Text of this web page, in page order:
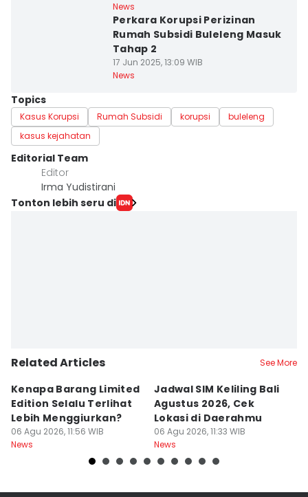
News
Perkara Korupsi Perizinan
Rumah Subsidi Buleleng Masuk
Tahap 2
17 Jun 2025, 13:09 WIB
News
Topics
Kasus Korupsi Rumah Subsidi korupsi
buleleng
kasus kejahatan
Editorial Team
Editor
Irma Yudistirani
Tonton lebih seru di
Related Articles See More
Kenapa Barang Limited
Edition Selalu Terlihat
Lebih Menggiurkan?
06 Agu 2026, 11:56 WIB
News
Jadwal SIM Keliling Bali
Agustus 2026, Cek
Lokasi di Daerahmu
06 Agu 2026, 11:33 WIB
News